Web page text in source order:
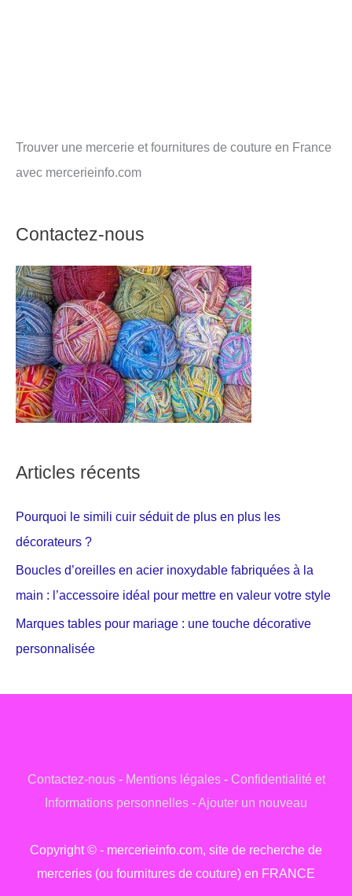
Trouver une mercerie et fournitures de couture en France
avec mercerieinfo.com
Contactez-nous
Articles récents
Pourquoi le simili cuir séduit de plus en plus les
décorateurs ?
Boucles d’oreilles en acier inoxydable fabriquées à la
main : l’accessoire idéal pour mettre en valeur votre style
Marques tables pour mariage : une touche décorative
personnalisée
Contactez-nous- Mentions légales- Confidentialité et
Informations personnelles -Ajouter un nouveau
Copyright © - mercerieinfo.com, site de recherche de
merceries (ou fournitures de couture) en FRANCE